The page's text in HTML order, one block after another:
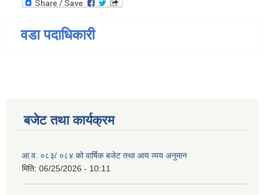
वडा पदाधिकारी
बजेट तथा कार्यक्रम
आ.व. ०८३/ ०८४ को वार्षिक बजेट तथा आय व्यय अनुमान
मिति: 06/25/2026 - 10:11